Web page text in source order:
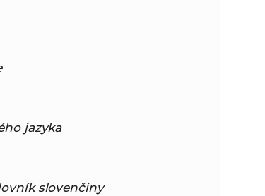
jazyka
slovenčiny